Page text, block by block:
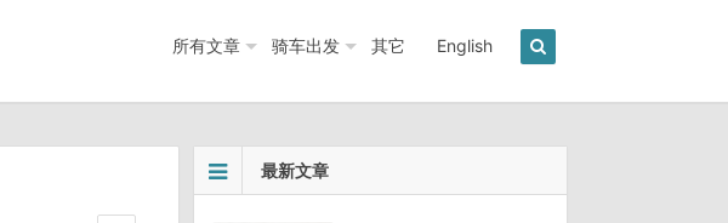
所有文章 骑车出发 其它 English
最新文章